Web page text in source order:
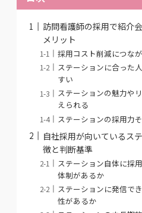
訪問看護師の採用で紹介
メリット
採用コスト削減につな
ステーションに合った
すい
ステーションの魅力や
えられる
ステーションの採用力
自社採用が向いているス
徴と判断基準
ステーション自体に採
体制があるか
ステーションに発信で
性があるか